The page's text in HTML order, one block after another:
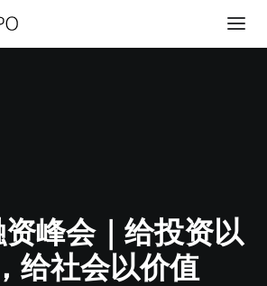
註冊參會
资峰会｜给投资以
给社会以价值